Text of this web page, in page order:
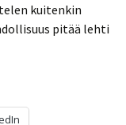
kuitenkin
pitää lehti